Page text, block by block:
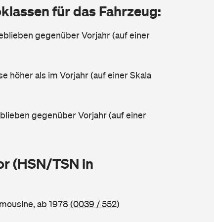
für das Fahrzeug:
gegenüber Vorjahr (auf einer
höher als im Vorjahr (auf einer Skala
gegenüber Vorjahr (auf einer
(HSN/TSN in
ab 1978(0039 / 552)